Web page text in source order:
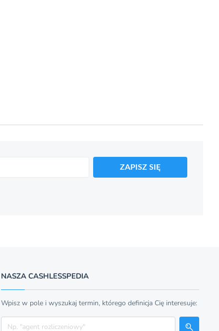
ZAPISZ SIĘ
NASZA CASHLESSPEDIA
Wpisz w pole i wyszukaj termin, którego definicja Cię interesuje:
Szukaj